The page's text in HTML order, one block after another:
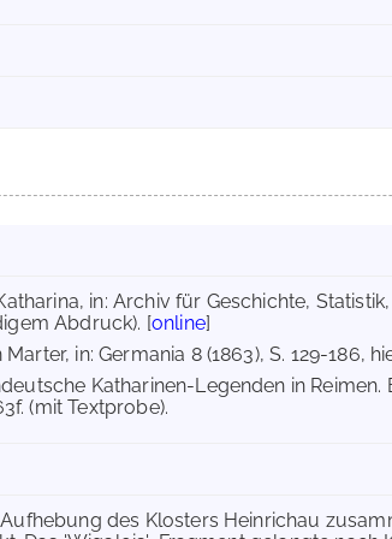
in: Archiv für Geschichte,
Abdruck). [online]
in: Germania 8 (1863), S. 129-186,
Katharinen-Legenden in
(mit Textprobe).
des Klosters Heinrichau